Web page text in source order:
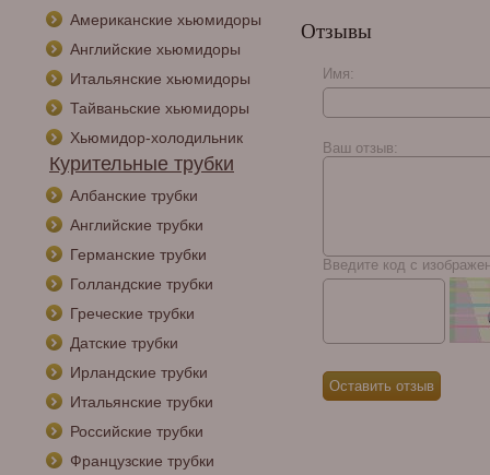
Американские хьюмидоры
Английские хьюмидоры
Итальянские хьюмидоры
Тайваньские хьюмидоры
Хьюмидор-холодильник
Курительные трубки
Албанские трубки
Английские трубки
Германские трубки
Голландские трубки
Греческие трубки
Датские трубки
Ирландские трубки
Итальянские трубки
Российские трубки
Французские трубки
Отзывы
Имя:
Ваш отзыв:
Введите код с